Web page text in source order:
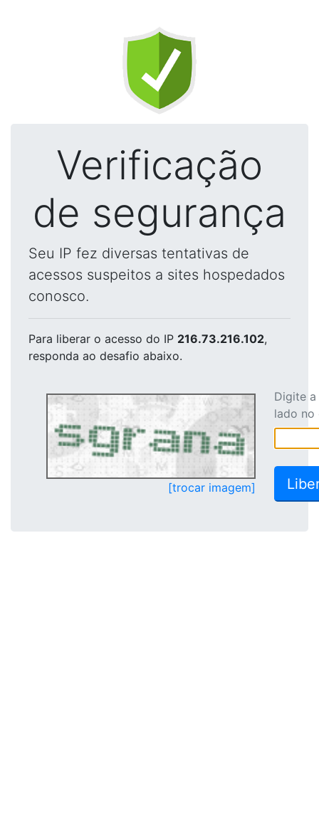
Verificação
de segurança
Seu IP fez diversas tentativas de
acessos suspeitos a sites hospedados
conosco.
Para liberar o acesso do IP 216.73.216.102,
responda ao desafio abaixo.
[trocar imagem]
Digite
lado no